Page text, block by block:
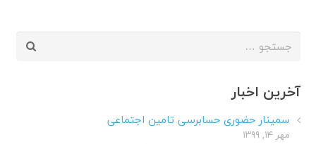
جستجو
آخرین اخبار
سمینار حضوری حسابرسی تامین اجتماعی
مهر ۱۴, ۱۳۹۹